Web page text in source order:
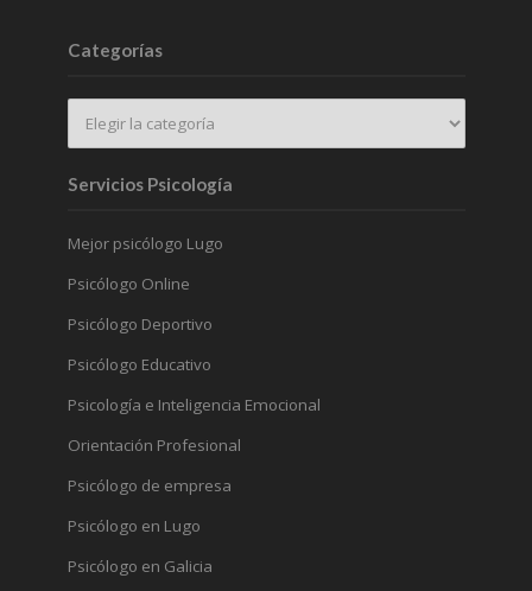
Categorías
Servicios Psicología
Mejor psicólogo Lugo
Psicólogo Online
Psicólogo Deportivo
Psicólogo Educativo
Psicología e Inteligencia Emocional
Orientación Profesional
Psicólogo de empresa
Psicólogo en Lugo
Psicólogo en Galicia